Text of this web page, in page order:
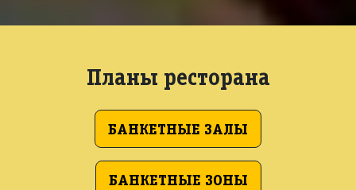
Планы ресторана
БАНКЕТНЫЕ ЗАЛЫ
БАНКЕТНЫЕ ЗОНЫ